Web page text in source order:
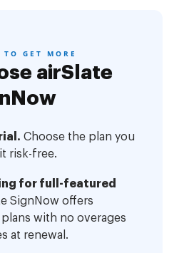
TO GET MORE
airSlate
Choose the plan you
risk-free.
for full-featured
SignNow offers
with no overages
at renewal.